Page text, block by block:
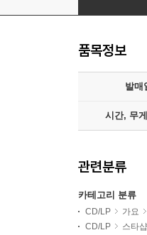
품목정보
발매
시간, 무
관련분류
카테고리 분류
CD/LP 가요
CD/LP
스타샵